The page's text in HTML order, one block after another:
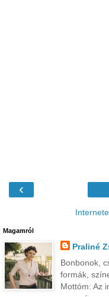
‹
Magamról
Praliné
Bonbonok,
formák,
Mottóm: Az